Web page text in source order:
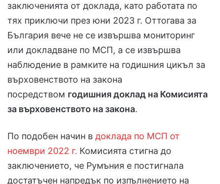
заключенията от доклада, като работата по
тях приключи през юни 2023 г. Оттогава за
България вече не се извършва мониторинг
или докладване по МСП, а се извършва
наблюдение в рамките на годишния цикъл за
върховенството на закона
посредством годишния доклад на Комисията
за върховенството на закона.
По подобен начин в доклада по МСП от
ноември 2022 г. Комисията стигна до
заключението, че Румъния е постигнала
достатъчен напредък по изпълнението на